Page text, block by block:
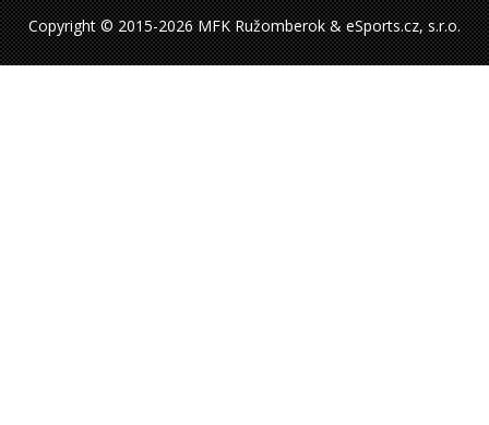
Copyright © 2015-2026 MFK Ružomberok & eSports.cz, s.r.o.